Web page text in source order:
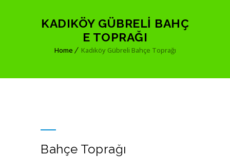
KADIKÖY GÜBRELI BAHÇ
E TOPRAĞI
Home Kadıköy Gübreli Bahçe Toprağı
Bahçe Toprağı